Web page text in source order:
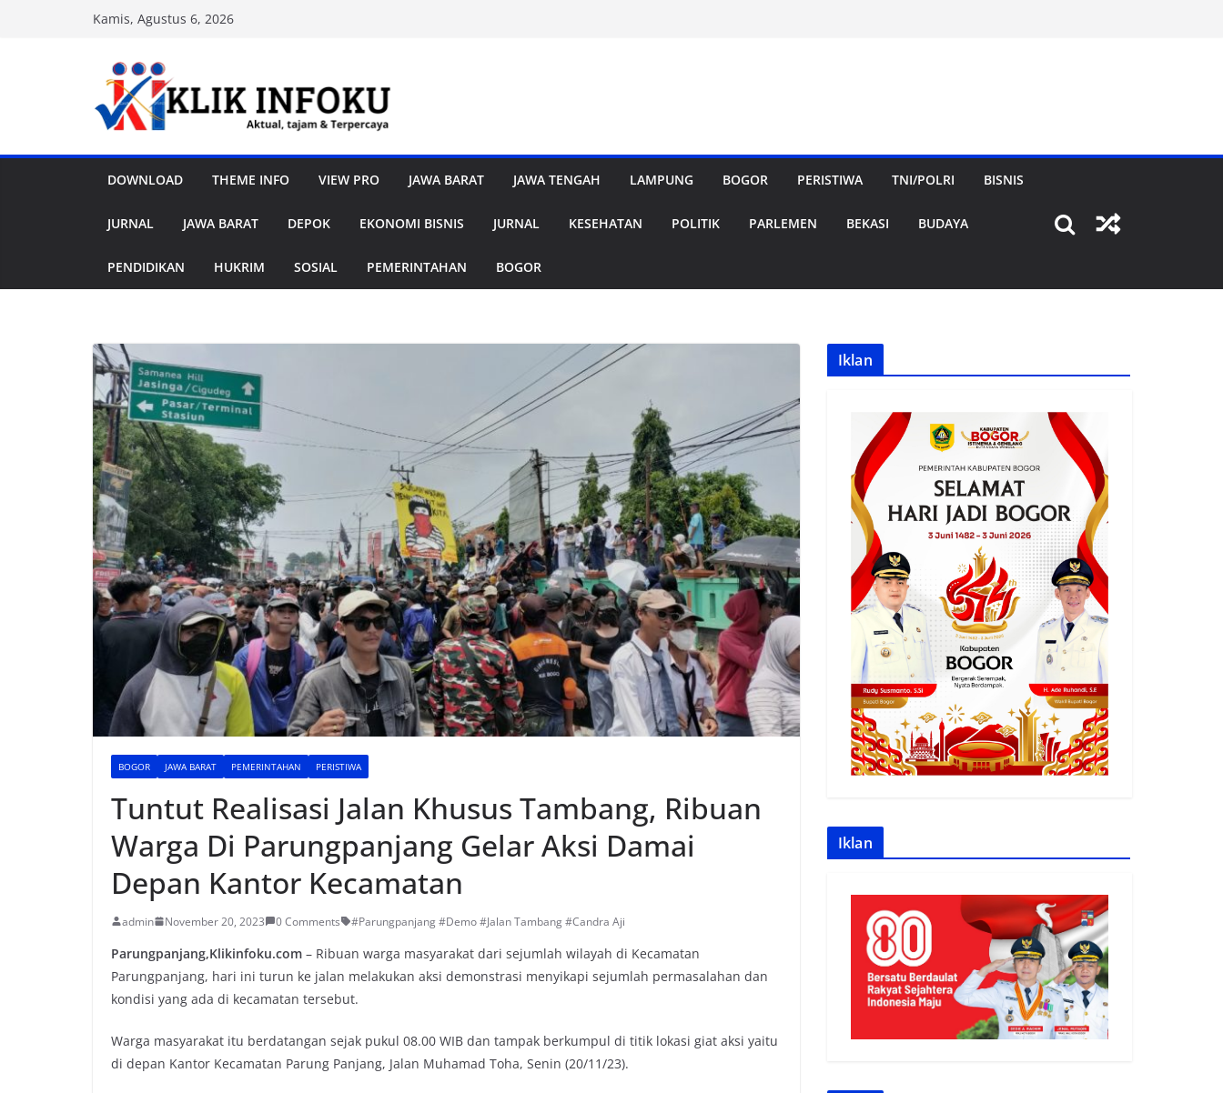
Kamis, Agustus 6, 2026
DOWNLOAD THEME INFO VIEW PRO JAWA BARAT JAWA TENGAH LAMPUNG BOGOR PERISTIWA TNI/POLRI BISNIS
JURNAL JAWA BARAT DEPOK EKONOMI BISNIS JURNAL KESEHATAN POLITIK PARLEMEN BEKASI BUDAYA
PENDIDIKAN HUKRIM SOSIAL PEMERINTAHAN BOGOR
BOGOR JAWA BARAT PEMERINTAHAN PERISTIWA
Tuntut Realisasi Jalan Khusus Tambang, Ribuan
Warga Di Parungpanjang Gelar Aksi Damai
Depan Kantor Kecamatan
admin November 20, 2023 0 Comments #Parungpanjang #Demo #Jalan Tambang #Candra Aji
Parungpanjang,Klikinfoku.com – Ribuan warga masyarakat dari sejumlah wilayah di Kecamatan
Parungpanjang, hari ini turun ke jalan melakukan aksi demonstrasi menyikapi sejumlah permasalahan dan
kondisi yang ada di kecamatan tersebut.
Warga masyarakat itu berdatangan sejak pukul 08.00 WIB dan tampak berkumpul di titik lokasi giat aksi yaitu
di depan Kantor Kecamatan Parung Panjang, Jalan Muhamad Toha, Senin (20/11/23).
Iklan
Iklan